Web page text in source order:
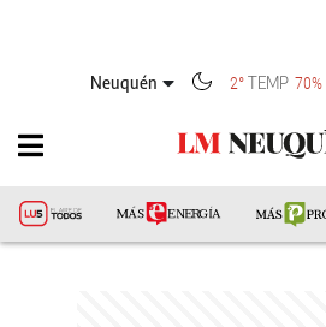
Neuquén 2° TEMP 70%